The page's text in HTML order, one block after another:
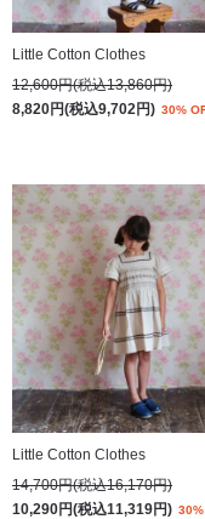
Little Cotton Clothes
12,600円(税込13,860円)
8,820円(税込9,702円) 30%
Little Cotton Clothes
14,700円(税込16,170円)
10,290円(税込11,319円)